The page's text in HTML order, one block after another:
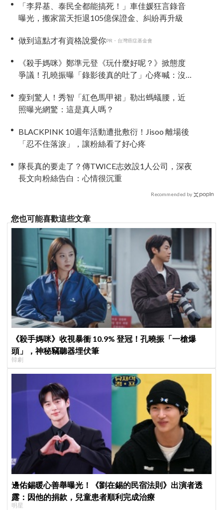
「李昇基、泰民全都能搞死！」車佳媛狂言錄音
曝光，搬家當天拒退105億保證金、糾紛再升級
做到這點才有資格說愛你PR・台灣癌症基金會
《殺手媽咪》鄭準元登《玩什麼好呢？》掀態度
爭議！孔曉振曝「錄影後真的吐了」心疼喊：沒
瘦到驚人！秀智「紅色馬甲裙」勒出螞蟻腰，近
照曝光網驚：這是真人嗎？
BLACKPINK 10週年活動遭批敷衍！Jisoo 離場後
「忍不住落淚」，讓粉絲看了好心疼
隊長真的要走了？傳TWICE志效設1人公司，深夜
長文向粉絲告白：心情很沉重
Recommended by
您也可能喜歡這些文章
《殺手媽咪》收視暴衝 10.9% 登冠！孔曉振「一槍爆
頭」，神秘竊聽器埋伏筆
韓劇
邊佑錫暖心善舉曝光！《劉在錫的民宿法則》出演者透
露：因他的捐款，兒童患者順利完成治療
明星